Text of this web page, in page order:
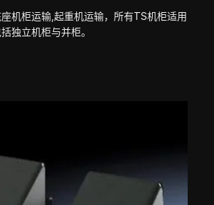
机柜运输,起重机运输，所有TS机柜适用
独立机柜与并柜。